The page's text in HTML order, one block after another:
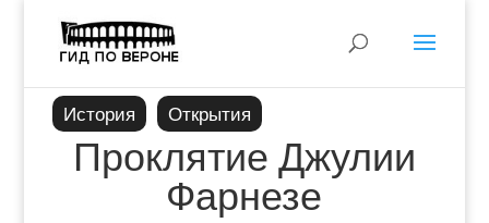
История Открытия
Проклятие Джулии
Фарнезе